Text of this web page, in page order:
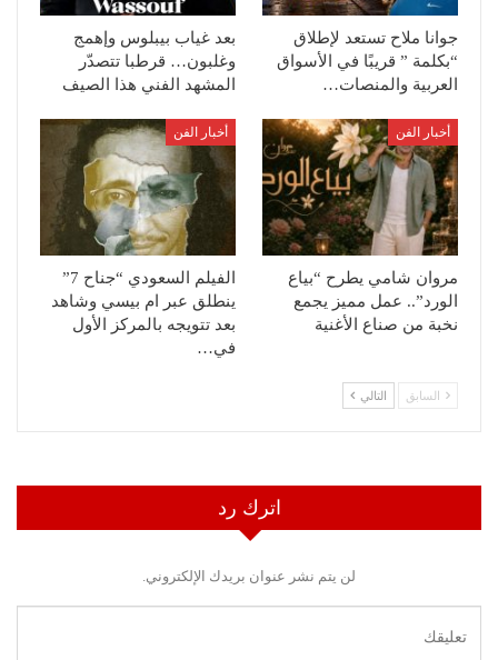
جوانا ملاح تستعد لإطلاق
“بكلمة ” قريبًا في الأسواق
العربية والمنصات…
بعد غياب بيبلوس وإهمج
وغلبون… قرطبا تتصدّر
المشهد الفني هذا الصيف
أخبار الفن
مروان شامي يطرح “بياع
الورد”.. عمل مميز يجمع
نخبة من صناع الأغنية
أخبار الفن
الفيلم السعودي “جناح 7”
ينطلق عبر ام بيسي وشاهد
بعد تتويجه بالمركز الأول
في…
السابق التالي
اترك رد
لن يتم نشر عنوان بريدك الإلكتروني.